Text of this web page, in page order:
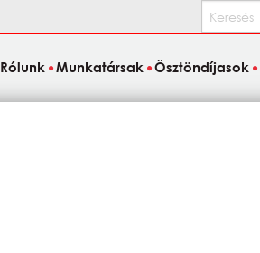
Keresés
Rólunk Munkatársak Ösztöndíjasok